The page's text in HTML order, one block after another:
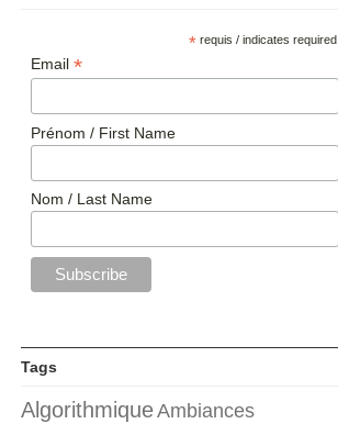
* requis / indicates required
Email *
Prénom / First Name
Nom / Last Name
Tags
AlgorithmiqueAmbiances